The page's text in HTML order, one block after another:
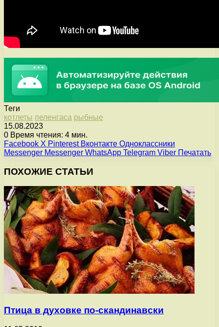
Теги
котлеты пеленгаса рыбные
15.08.2023
0 Время чтения: 4 мин.
Facebook X Pinterest Вконтакте Одноклассники
Messenger Messenger WhatsApp Telegram Viber Печатать
ПОХОЖИЕ СТАТЬИ
Птица в духовке по-скандинавски